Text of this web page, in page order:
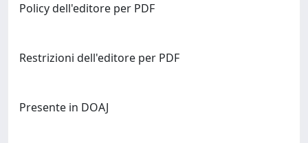
Policy dell'editore per PDF
Restrizioni dell'editore per PDF
Presente in DOAJ